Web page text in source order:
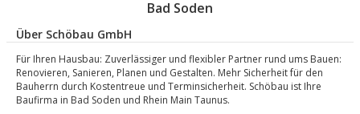
Bad Soden
Über Schöbau GmbH
Für Ihren Hausbau: Zuverlässiger und flexibler Partner rund ums Bauen:
Renovieren, Sanieren, Planen und Gestalten. Mehr Sicherheit für den
Bauherrn durch Kostentreue und Terminsicherheit. Schöbau ist Ihre
Baufirma in Bad Soden und Rhein Main Taunus.